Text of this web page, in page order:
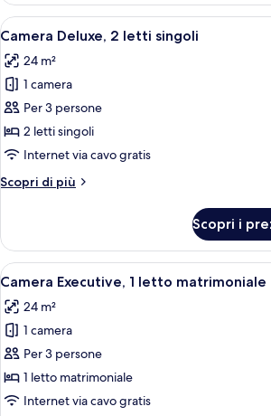
letto
Apri
tutte
le
foto
per
Camera
Deluxe,
letti
Una
8
Camera Deluxe, 2 letti singoli
24 m²
1 camera
Per 3 persone
2 letti singoli
Internet via cavo gratis
Scopri di più
Altri
Deluxe,
letti
Scopri i
Apri
tutte
le
foto
per
Camera
Executive,
Una
12
Camera Executive, 1 letto matrimoniale
24 m²
1 camera
Per 3 persone
1 letto matrimoniale
Internet via cavo gratis